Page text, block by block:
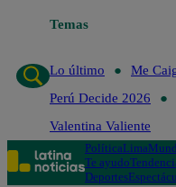
Temas
Lo último
Me
Perú Decide 2026
Valentina Valiente
PolíticaLima
Te ayudo
Deportes